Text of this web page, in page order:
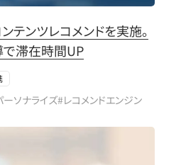
テンツレコメンドを実施。
で滞在時間UP
ーソナライズ#レコメンドエンジン